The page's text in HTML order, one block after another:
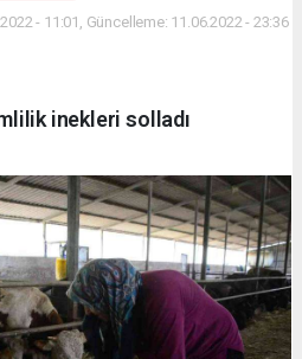
- 11:01, Güncelleme: 11.06.2022 - 23:36
inekleri solladı